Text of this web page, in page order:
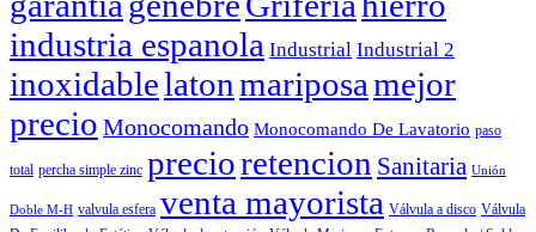
industria espanola Industrial Industrial 2
inoxidablelatonmariposamejor
precio Monocomando Monocomando De Lavatorio paso
total percha simple zinc precioretencion Sanitaria Unión
Doble M-H valvula esfera venta mayorista Válvula a disco Válvula